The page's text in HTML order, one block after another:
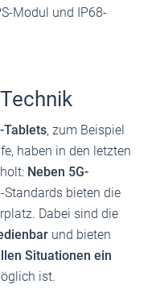
Modul und IP68-
Tablets, zum Beispiel
haben in den letzten
Neben 5G-
Standards bieten die
Dabei sind die
und bieten
Situationen ein
ist.